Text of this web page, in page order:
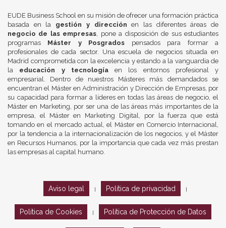
EUDE Business School en su misión de ofrecer una formación práctica
basada en la gestión y dirección en las diferentes áreas de
negocio de las empresas, pone a disposición de sus estudiantes
programas Máster y Posgrados pensados para formar a
profesionales de cada sector. Una escuela de negocios situada en
Madrid comprometida con la excelencia y estando a la vanguardia de
la educación y tecnologíaen los entornos profesional y
empresarial. Dentro de nuestros Másteres más demandados se
encuentran el Máster en Administración y Dirección de Empresas, por
su capacidad para formar a líderes en todas las áreas de negocio, el
Máster en Marketing, por ser una de las áreas más importantes de la
empresa, el Máster en Marketing Digital, por la fuerza que está
tomando en el mercado actual, el Máster en Comercio Internacional,
por la tendencia a la internacionalización de los negocios, y el Máster
en Recursos Humanos, por la importancia que cada vez más prestan
las empresas al capital humano.
Aviso legal Política de privacidad
Política de Cookies Política de Protección de Datos